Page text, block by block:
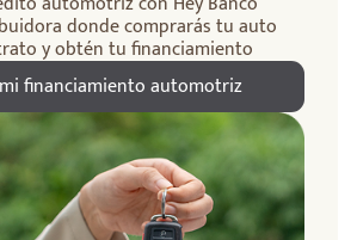
donde comprarás tu auto
y obtén tu financiamiento
financiamiento automotriz